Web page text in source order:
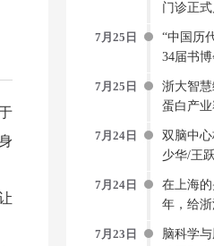
门诊正式
7月25日
“中国历
34届书博
7月25日
浙大智
蛋白产
7月24日
双脑中
少华/王
构建侵
系统
7月24日
在上海
年，给
创新中
7月23日
脑科学